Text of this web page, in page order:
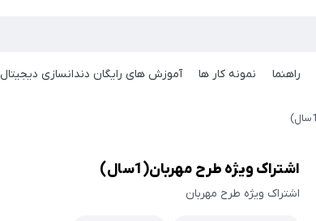
راهنما نمونه کار ها آموزش های رایگان دندانسازی دیجیتال
اشتراک ویژه طرح مهربان(1سال)
اشتراک ویژه طرح مهربان